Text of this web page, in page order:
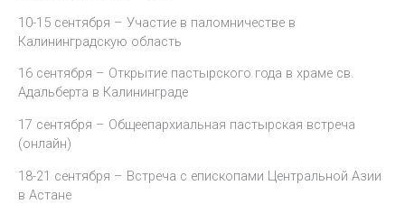
10-15 сентября – Участие в паломничестве в
Калининградскую область
16 сентября – Открытие пастырского года в храме св.
Адальберта в Калининграде
17 сентября – Общеепархиальная пастырская встреча
(онлайн)
18-21 сентября – Встреча с епископами Центральной Азии
в Астане